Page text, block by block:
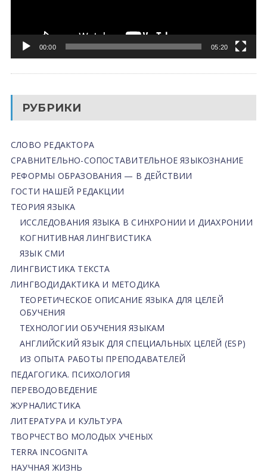
00:00 05:20
РУБРИКИ
СЛОВО РЕДАКТОРА
СРАВНИТЕЛЬНО-СОПОСТАВИТЕЛЬНОЕ ЯЗЫКОЗНАНИЕ
РЕФОРМЫ ОБРАЗОВАНИЯ — В ДЕЙСТВИИ
ГОСТИ НАШЕЙ РЕДАКЦИИ
ТЕОРИЯ ЯЗЫКА
ИССЛЕДОВАНИЯ ЯЗЫКА В СИНХРОНИИ И ДИАХРОНИИ
КОГНИТИВНАЯ ЛИНГВИСТИКА
ЯЗЫК СМИ
ЛИНГВИСТИКА ТЕКСТА
ЛИНГВОДИДАКТИКА И МЕТОДИКА
ТЕОРЕТИЧЕСКОЕ ОПИСАНИЕ ЯЗЫКА ДЛЯ ЦЕЛЕЙ
ОБУЧЕНИЯ
ТЕХНОЛОГИИ ОБУЧЕНИЯ ЯЗЫКАМ
АНГЛИЙСКИЙ ЯЗЫК ДЛЯ СПЕЦИАЛЬНЫХ ЦЕЛЕЙ (ESP)
ИЗ ОПЫТА РАБОТЫ ПРЕПОДАВАТЕЛЕЙ
ПЕДАГОГИКА. ПСИХОЛОГИЯ
ПЕРЕВОДОВЕДЕНИЕ
ЖУРНАЛИСТИКА
ЛИТЕРАТУРА И КУЛЬТУРА
ТВОРЧЕСТВО МОЛОДЫХ УЧЕНЫХ
TERRA INCOGNITA
НАУЧНАЯ ЖИЗНЬ